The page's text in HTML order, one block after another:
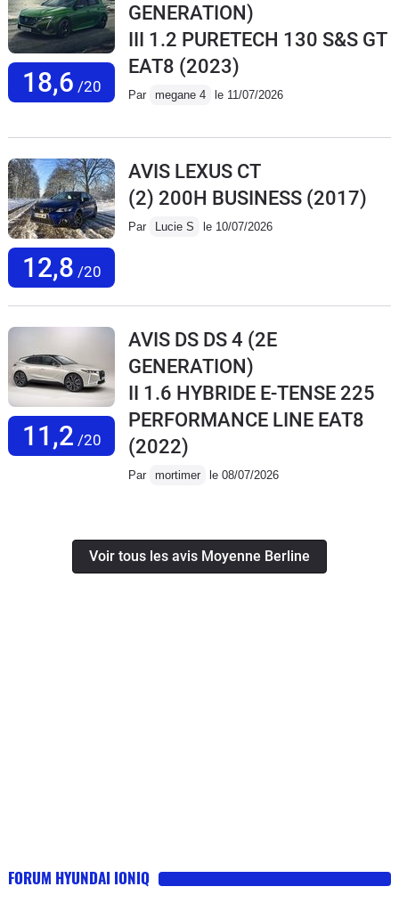
18,6 /20
GENERATION)
III 1.2 PURETECH 130 S&S GT
EAT8 (2023)
Par megane 4 le 11/07/2026
12,8 /20
AVIS LEXUS CT
(2) 200H BUSINESS (2017)
Par Lucie S le 10/07/2026
11,2 /20
AVIS DS DS 4 (2E
GENERATION)
II 1.6 HYBRIDE E-TENSE 225
PERFORMANCE LINE EAT8
(2022)
Par mortimer le 08/07/2026
Voir tous les avis Moyenne Berline
FORUM HYUNDAI IONIQ